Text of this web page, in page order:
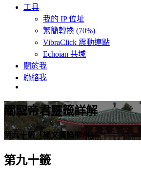
工具
我的 IP 位址
繁簡轉換 (70%)
VibraClick 震動連點
Echoian 共域
關於我
聯絡我
關聖帝君靈籤詳解
第九十籤「楊文廣陷柳州」
第九十籤